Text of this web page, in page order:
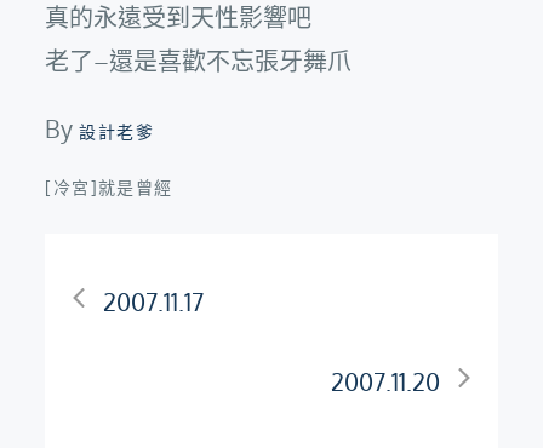
真的永遠受到天性影響吧
老了–還是喜歡不忘張牙舞爪
By設計老爹
[冷宮]就是曾經
文2007.11.17
2007.11.20